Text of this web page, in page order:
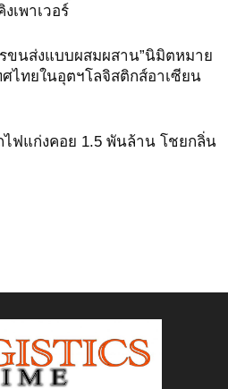
เพาเวอร์
ขนส่งแบบผสมผสาน”นิมิตหมาย
ศไทยในอุตฯโลจิสติกส์อาเซียน
ไฟแก่งคอย 1.5 พันล้าน โชยกลิ่น